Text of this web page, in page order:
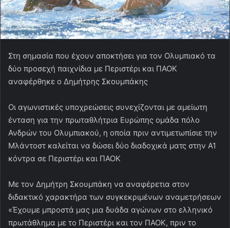
Στη σημασία που έχουν αποκτήσει για τον Ολυμπιακό τα
δύο προσεχή παιχνίδια με Περιστέρι και ΠΑΟΚ
αναφέρθηκε ο Δημήτρης Σκουμπάκης
Οι αγωνιστικές υποχρεώσεις συνεχίζονται με αμείωτη
ένταση για την πρωταθλήτρια Ευρώπης ομάδα πόλο
Ανδρών του Ολυμπιακού, η οποία πριν αντιμετωπίσιε την
Μλάντοστ καλείται να δώσει δύο διαδοχικά ματς στην Α1
κόντρα σε Περιστέρι και ΠΑΟΚ
Με τον Δημήτρη Σκουμπάκη να αναφέρετια στον
διδακτικό χαρακτήρα των συγκεκριμένων αναμετρήσεων
«Έχουμε μπροστά μας μια δυάδα αγώνων στο ελληνικό
πρωτάθλημα με το Περιστέρι και τον ΠΑΟΚ, πριν το